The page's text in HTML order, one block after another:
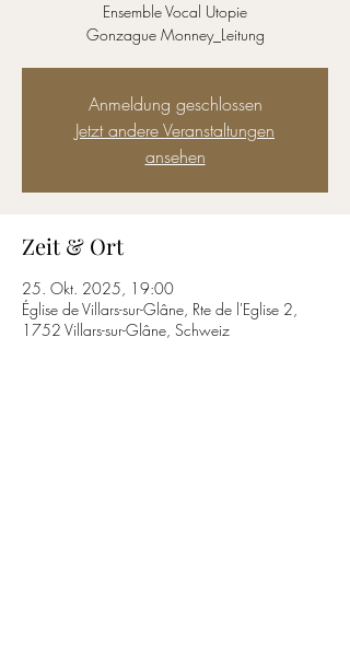
Ensemble Vocal Utopie
Gonzague Monney_Leitung
Anmeldung geschlossen
Jetzt andere Veranstaltungen
ansehen
Zeit & Ort
25. Okt. 2025, 19:00
Église de Villars-sur-Glâne, Rte de l'Eglise 2,
1752 Villars-sur-Glâne, Schweiz